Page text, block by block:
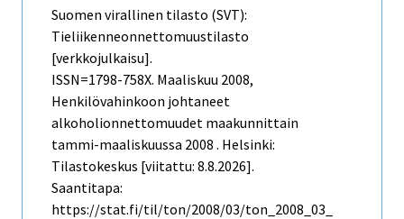
Suomen virallinen tilasto (SVT):
Tieliikenneonnettomuustilasto
[verkkojulkaisu].
ISSN=1798-758X. Maaliskuu 2008,
Henkilövahinkoon johtaneet
alkoholionnettomuudet maakunnittain
tammi-maaliskuussa 2008 . Helsinki:
Tilastokeskus [viitattu: 8.8.2026].
Saantitapa:
https://stat.fi/til/ton/2008/03/ton_2008_03_